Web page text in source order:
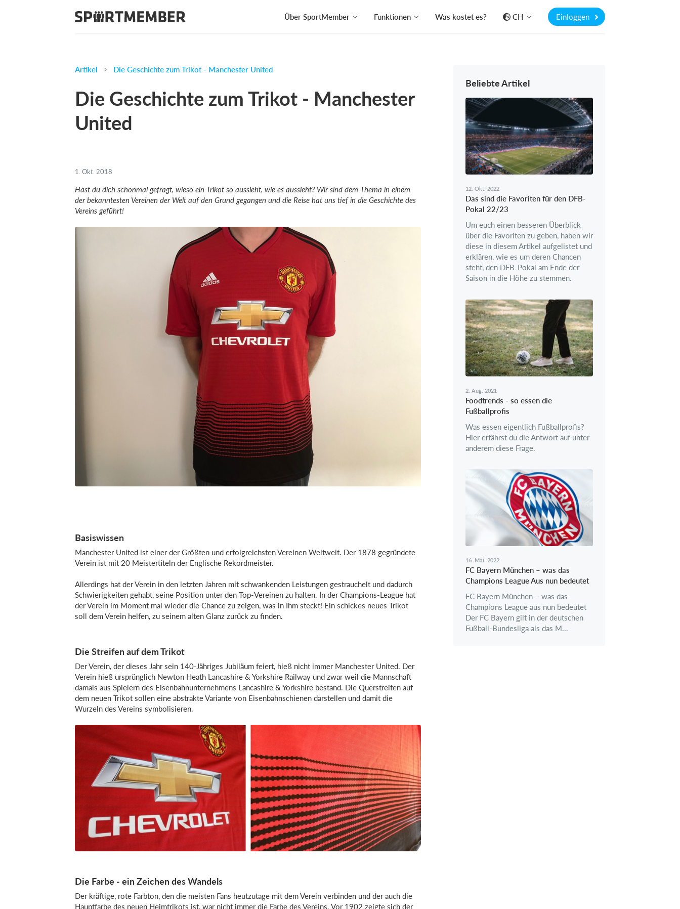
Über SportMember Funktionen Was kostet es? CH Einloggen
Artikel Die Geschichte zum Trikot - Manchester United
Die Geschichte zum Trikot - Manchester
United
1. Okt. 2018
Hast du dich schonmal gefragt, wieso ein Trikot so aussieht, wie es aussieht? Wir sind dem Thema in einem
der bekanntesten Vereinen der Welt auf den Grund gegangen und die Reise hat uns tief in die Geschichte des
Vereins geführt!
Basiswissen
Manchester United ist einer der Größten und erfolgreichsten Vereinen Weltweit. Der 1878 gegründete
Verein ist mit 20 Meistertiteln der Englische Rekordmeister.
Allerdings hat der Verein in den letzten Jahren mit schwankenden Leistungen gestrauchelt und dadurch
Schwierigkeiten gehabt, seine Position unter den Top-Vereinen zu halten. In der Champions-League hat
der Verein im Moment mal wieder die Chance zu zeigen, was in Ihm steckt! Ein schickes neues Trikot
soll dem Verein helfen, zu seinem alten Glanz zurück zu finden.
Die Streifen auf dem Trikot
Der Verein, der dieses Jahr sein 140-Jähriges Jubiläum feiert, hieß nicht immer Manchester United. Der
Verein hieß ursprünglich Newton Heath Lancashire & Yorkshire Railway und zwar weil die Mannschaft
damals aus Spielern des Eisenbahnunternehmens Lancashire & Yorkshire bestand. Die Querstreifen auf
dem neuen Trikot sollen eine abstrakte Variante von Eisenbahnschienen darstellen und damit die
Wurzeln des Vereins symbolisieren.
Die Farbe - ein Zeichen des Wandels
Der kräftige, rote Farbton, den die meisten Fans heutzutage mit dem Verein verbinden und der auch die
Hauptfarbe des neuen Heimtrikots ist, war nicht immer die Farbe des Vereins. Vor 1902 zeigte sich der
Beliebte Artikel
12. Okt. 2022
Das sind die Favoriten für den DFB-
Pokal 22/23
Um euch einen besseren Überblick
über die Favoriten zu geben, haben wir
diese in diesem Artikel aufgelistet und
erklären, wie es um deren Chancen
steht, den DFB-Pokal am Ende der
Saison in die Höhe zu stemmen.
2. Aug. 2021
Foodtrends - so essen die
Fußballprofis
Was essen eigentlich Fußballprofis?
Hier erfährst du die Antwort auf unter
anderem diese Frage.
16. Mai. 2022
FC Bayern München – was das
Champions League Aus nun bedeutet
FC Bayern München – was das
Champions League aus nun bedeutet
Der FC Bayern gilt in der deutschen
Fußball-Bundesliga als das M...